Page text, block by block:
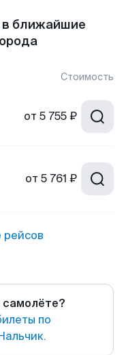
ближайшие
Стоимость
от 5 755 ₽
от 5 761 ₽
рейсов
самолёте?
по